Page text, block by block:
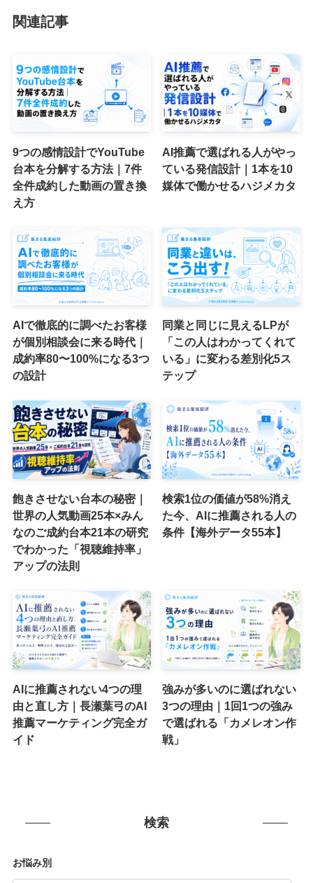
関連記事
9つの感情設計でYouTube
台本を分解する方法｜7件
全件成約した動画の置き換
え方
AI推薦で選ばれる人がやっ
ている発信設計｜1本を10
媒体で働かせるハジメカタ
AIで徹底的に調べたお客様
が個別相談会に来る時代｜
成約率80〜100%になる3つ
の設計
同業と同じに見えるLPが
「この人はわかってくれて
いる」に変わる差別化5ス
テップ
飽きさせない台本の秘密｜
世界の人気動画25本×みん
なのご成約台本21本の研究
でわかった「視聴維持率」
アップの法則
検索1位の価値が58%消え
た今、AIに推薦される人の
条件【海外データ55本】
AIに推薦されない4つの理
由と直し方｜長瀬葉弓のAI
推薦マーケティング完全ガ
イド
強みが多いのに選ばれない
3つの理由｜1回1つの強み
で選ばれる「カメレオン作
戦」
検索
お悩み別